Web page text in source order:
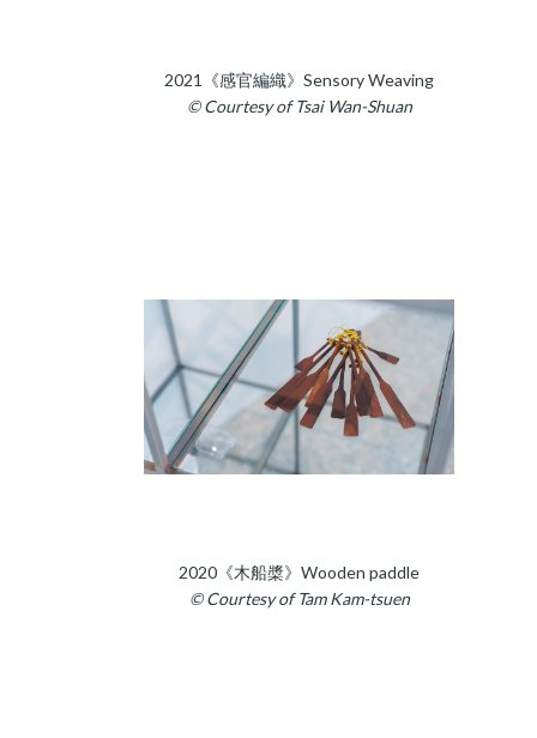
2021《感官編織》Sensory Weaving
© Courtesy of Tsai Wan-Shuan
2020《木船槳》Wooden paddle
© Courtesy of Tam Kam-tsuen